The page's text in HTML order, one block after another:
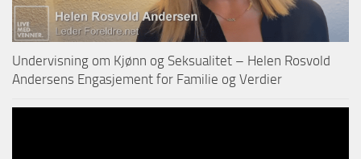
Undervisning om Kjønn og Seksualitet – Helen Rosvold
Andersens Engasjement for Familie og Verdier